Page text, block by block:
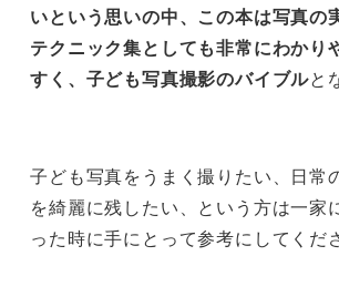
いという思いの中、この本は写真の
テクニック集としても非常にわかり
すく、子ども写真撮影のバイブルと
子ども写真をうまく撮りたい、日常
を綺麗に残したい、という方は一家
った時に手にとって参考にしてくだ